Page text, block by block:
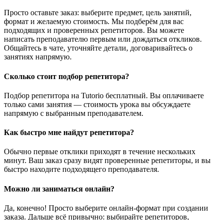
Просто оставьте заказ: выберите предмет, цель занятий,
формат и желаемую стоимость. Мы подберём для вас
подходящих и проверенных репетиторов. Вы можете
написать преподавателю первым или дождаться откликов.
Общайтесь в чате, уточняйте детали, договаривайтесь о
занятиях напрямую.
Сколько стоит подбор репетитора?
Подбор репетитора на Tutorio бесплатный. Вы оплачиваете
только сами занятия — стоимость урока вы обсуждаете
напрямую с выбранным преподавателем.
Как быстро мне найдут репетитора?
Обычно первые отклики приходят в течение нескольких
минут. Ваш заказ сразу видят проверенные репетиторы, и вы
быстро находите подходящего преподавателя.
Можно ли заниматься онлайн?
Да, конечно! Просто выберите онлайн-формат при создании
заказа. Дальше всё привычно: выбирайте репетиторов,